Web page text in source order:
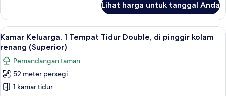
taman
(Superior)
Kamar
Keluarga,
1
Tempat
Double,
area
taman
(Superior)
Lihat harga untuk tanggal Anda
Lihat
semua
foto
untuk
Kamar
Keluarga,
Minibar, brankas, setrika/meja
15
Kamar Keluarga, 1 Tempat Tidur Double, di pinggir kolam
renang (Superior)
Pemandangan taman
52 meter persegi
1 kamar tidur